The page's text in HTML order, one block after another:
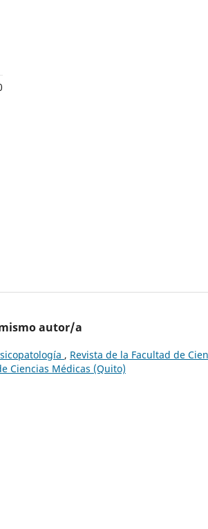
autor/a
, Revista de la Facultad de
Ciencias Médicas (Quito)